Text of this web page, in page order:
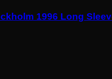
1996 Long